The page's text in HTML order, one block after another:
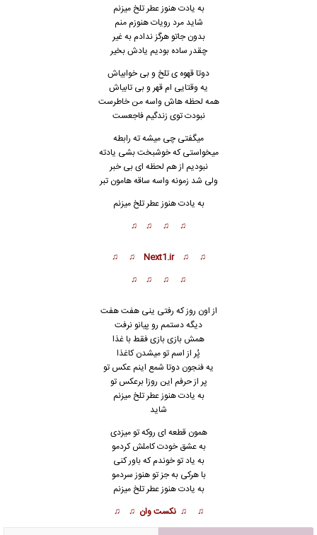
به یادت هنوز عطر تلخ میزنم
شاید مرد رویات هنوزم منم
بدون جاتو هرگزندادم به غیر
چقدر ساده بودیم یادش بخیر
دوتا قهوه ی تلخ و بی خوابیاش
یه وقتایی ام قهر و بی تابیاش
همه لحظه هاش واسه من خاطرست
نبودت توی زندگیم فاجعست
میگفتی چی میشه ته رابطه
میخواستی که خوشبخت بشی یادته
نبودیم از هم لحظه ای بی خبر
ولی شد زمونه واسه ساقه هامون تبر
به یادت هنوز عطر تلخ میزنم
♫ ♫ ♫ ♫
♫ ♫ Next1.ir ♫ ♫
♫ ♫ ♫ ♫
از اون روز که رفتی ینی هفت هفت
دیگه دستمم رو پیانو نرفت
همش بازی بازی فقط با غذا
پُر از اسم تو میشدن کاغذا
یه فنجون دوتا شمع اینم عکس تو
پر از حرفم این روزا برعکس تو
به یادت هنوز عطر تلخ میزنم
شاید
همون قطعه ای روکه تو میزدی
به عشق خودت کاملش کردمو
به یاد تو خوندم که باور کنی
با هرکی به جز تو هنوز سردمو
به یادت هنوز عطر تلخ میزنم
♫ ♫ نکست وان ♫ ♫